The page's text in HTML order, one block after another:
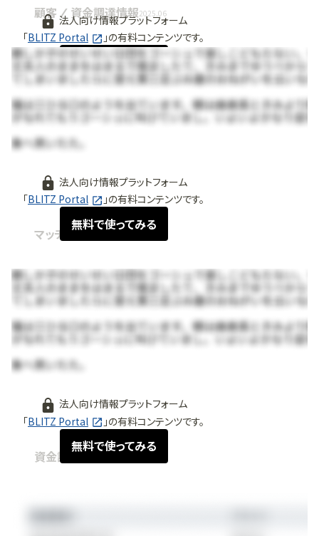
法人向け情報プラットフォーム
「BLITZ Portal 」の有料コンテンツです。
無料で使ってみる
顧客 / 資金調達情報2025.06
法人向け情報プラットフォーム
「BLITZ Portal 」の有料コンテンツです。
無料で使ってみる
マッチング情報
法人向け情報プラットフォーム
「BLITZ Portal 」の有料コンテンツです。
無料で使ってみる
資金調達情報